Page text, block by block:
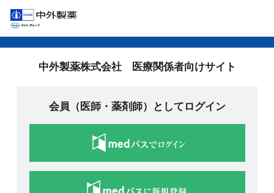
中外製薬株式会社 医療関係者向けサイト
会員（医師・薬剤師）としてログイン